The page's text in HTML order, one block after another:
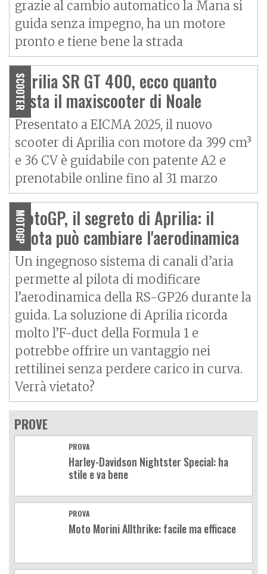
grazie al cambio automatico la Mana si
guida senza impegno, ha un motore
pronto e tiene bene la strada
SCOOTER
Aprilia SR GT 400, ecco quanto
costa il maxiscooter di Noale
Presentato a EICMA 2025, il nuovo
scooter di Aprilia con motore da 399 cm³
e 36 CV è guidabile con patente A2 e
prenotabile online fino al 31 marzo
MOTOGP
MotoGP, il segreto di Aprilia: il
pilota può cambiare l'aerodinamica
Un ingegnoso sistema di canali d’aria
permette al pilota di modificare
l’aerodinamica della RS-GP26 durante la
guida. La soluzione di Aprilia ricorda
molto l’F-duct della Formula 1 e
potrebbe offrire un vantaggio nei
rettilinei senza perdere carico in curva.
Verrà vietato?
PROVE
PROVA
Harley-Davidson Nightster Special: ha
stile e va bene
PROVA
Moto Morini Allthrike: facile ma efficace